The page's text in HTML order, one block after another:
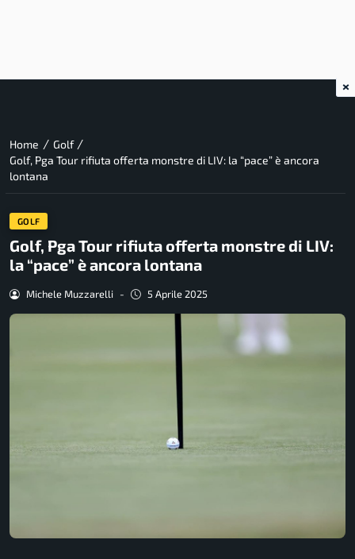
Home / Golf /
Golf, Pga Tour rifiuta offerta monstre di LIV: la “pace” è ancora
lontana
GOLF
Golf, Pga Tour rifiuta offerta monstre di LIV:
la “pace” è ancora lontana
Michele Muzzarelli - 5 Aprile 2025
×